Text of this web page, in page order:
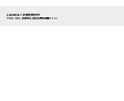
公益社団法人 部落問題研究所
〒606-8691 京都市左京区高野西開町34-11